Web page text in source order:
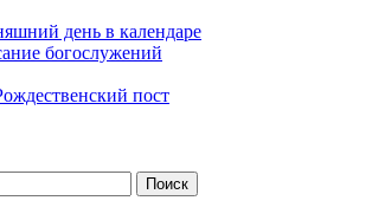
день в календаре
богослужений
пост